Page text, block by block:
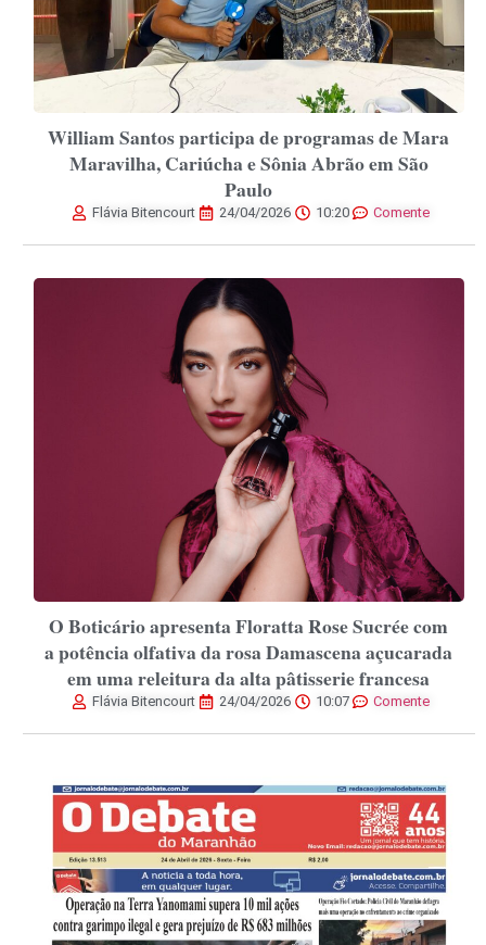
William Santos participa de programas de Mara
Maravilha, Cariúcha e Sônia Abrão em São
Paulo
Flávia Bitencourt 24/04/2026 10:20 Comente
O Boticário apresenta Floratta Rose Sucrée com
a potência olfativa da rosa Damascena açucarada
em uma releitura da alta pâtisserie francesa
Flávia Bitencourt 24/04/2026 10:07 Comente